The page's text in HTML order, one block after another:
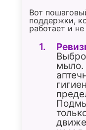
Вот
поддержки,
работает и
мыло.